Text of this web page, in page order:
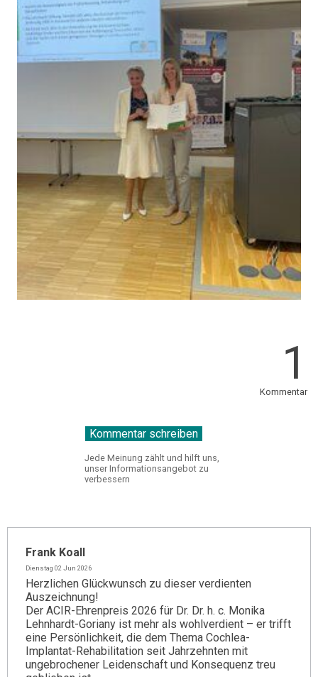
1
Kommentar
Jede Meinung zählt und hilft uns,
unser Informationsangebot zu
verbessern
Frank Koall
Dienstag 02 Jun 2026
Herzlichen Glückwunsch zu dieser verdienten
Auszeichnung!
Der ACIR-Ehrenpreis 2026 für Dr. Dr. h. c. Monika
Lehnhardt-Goriany ist mehr als wohlverdient – er trifft
eine Persönlichkeit, die dem Thema Cochlea-
Implantat-Rehabilitation seit Jahrzehnten mit
ungebrochener Leidenschaft und Konsequenz treu